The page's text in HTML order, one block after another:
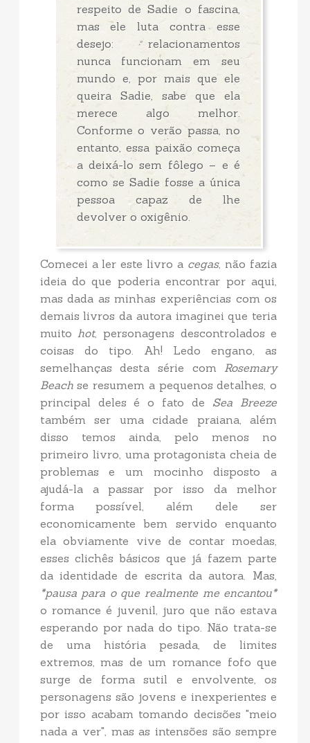
respeito de Sadie o fascina,
mas ele luta contra esse
desejo: relacionamentos
nunca funcionam em seu
mundo e, por mais que ele
queira Sadie, sabe que ela
merece algo melhor.
Conforme o verão passa, no
entanto, essa paixão começa
a deixá-lo sem fôlego – e é
como se Sadie fosse a única
pessoa capaz de lhe
devolver o oxigênio.
Comecei a ler este livro a cegas, não fazia
ideia do que poderia encontrar por aqui,
mas dada as minhas experiências com os
demais livros da autora imaginei que teria
muitohot, personagens descontrolados e
coisas do tipo. Ah! Ledo engano, as
semelhanças desta série com Rosemary
Beachse resumem a pequenos detalhes, o
principal deles é o fato de Sea Breeze
também ser uma cidade praiana, além
disso temos ainda, pelo menos no
primeiro livro, uma protagonista cheia de
problemas e um mocinho disposto a
ajudá-la a passar por isso da melhor
forma possível, além dele ser
economicamente bem servido enquanto
ela obviamente vive de contar moedas,
esses clichês básicos que já fazem parte
da identidade de escrita da autora. Mas,
*pausa para o que realmente me encantou*
o romance é juvenil, juro que não estava
esperando por nada do tipo. Não trata-se
de uma história pesada, de limites
extremos, mas de um romance fofo que
surge de forma sutil e envolvente, os
personagens são jovens e inexperientes e
por isso acabam tomando decisões "meio
nada a ver", mas as intensões são sempre